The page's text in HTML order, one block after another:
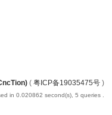
( 粤ICP备19035475号)
in 0.020862 second(s), 5 queries .